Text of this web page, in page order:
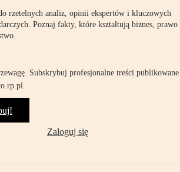
rzetelnych analiz, opinii ekspertów i kluczowych
Poznaj fakty, które kształtują biznes, prawo
Subskrybuj profesjonalne treści publikowane
Zaloguj się